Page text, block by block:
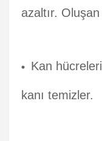
azaltır.
Kan
kanı temizler.